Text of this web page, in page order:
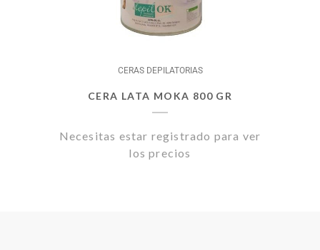
CERAS DEPILATORIAS
CERA LATA MOKA 800 GR
Necesitas estar registrado para ver
los precios